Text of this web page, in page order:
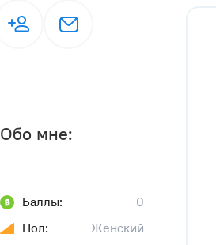
Обо мне:
Баллы:
0
Пол:
Женский